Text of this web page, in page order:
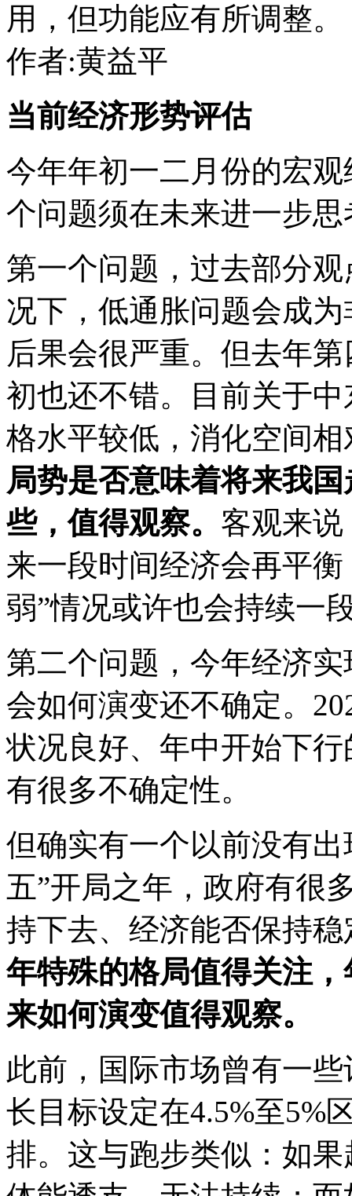
用，但功能应有所调整。
作者:黄益平
当前经济形势评估
今年年初一二月份的宏
个问题须在未来进一步思
第一个问题，过去部分
况下，低通胀问题会成
后果会很严重。但去年
初也还不错。目前关于
格水平较低，消化空间
局势是否意味着将来我
些，值得观察。 客观来
来一段时间经济会再平
弱”情况或许也会持续一
第二个问题，今年经济
会如何演变还不确定。
状况良好、年中开始下
有很多不确定性。
但确实有一个以前没有
五”开局之年，政府有很
持下去、经济能否保持
年特殊的格局值得关注
来如何演变值得观察。
此前，国际市场曾有一
长目标设定在4.5%至5%
排。这与跑步类似：如